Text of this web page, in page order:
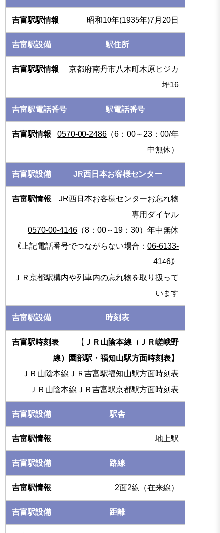
昭和10年(1935年)7月20日
駅住所
京都府南丹市八木町木原ヒジカ
坪16
駅電話番号
0570-00-2486 （6：00～23：00/年
中無休）
JR西日本お客様センター
JR西日本お客様センターお忘れ物
専用ダイヤル
0570-00-4146 （8：00～19：30）年中無休
｟上記電話番号でつながらない場合：06-6133-
4146｠
ＪＲ京都駅構内や列車内の忘れ物を取り扱って
います
時刻表
【ＪＲ山陰本線（ＪＲ嵯峨野
線）園部駅・福知山駅方面時刻表】
ＪＲ山陰本線ＪＲ吉富駅福知山駅方面時刻表
ＪＲ山陰本線ＪＲ吉富駅京都駅方面時刻表
駅舎
地上駅
路線
2面2線（在来線）
距離